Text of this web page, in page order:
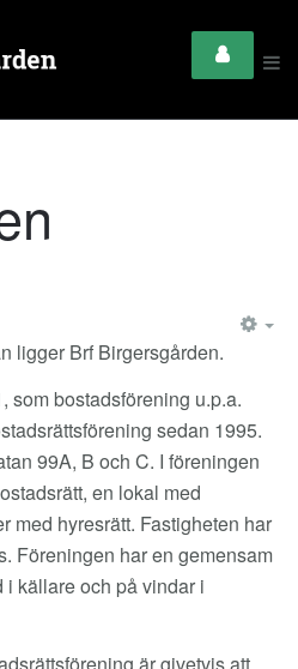
ligger Brf Birgersgården.
som bostadsförening u.p.a.
sedan 1995.
99A, B och C. I föreningen
en lokal med
med hyresrätt. Fastigheten har
Föreningen har en gemensam
i källare och på vindar i